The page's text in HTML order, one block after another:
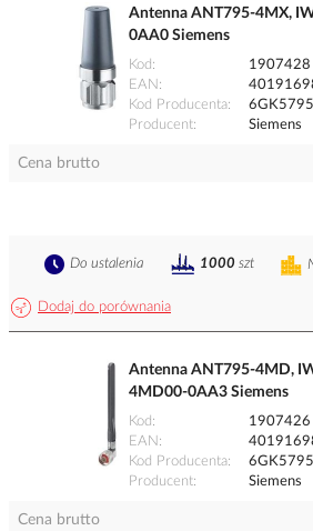
Antenna ANT795-4MX,
0AA0 Siemens
Kod
1907428
EAN
Kod Producenta
Producent
Siemens
Cena brutto
Dodaj do porównania
Do ustalenia 1000 szt
Antenna ANT795-4MD,
4MD00-0AA3 Siemens
Kod
1907426
EAN
Kod Producenta
Producent
Siemens
Cena brutto